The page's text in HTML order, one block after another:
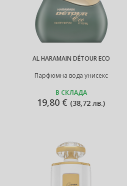
AL HARAMAIN DÉTOUR ECO
Парфюмна вода унисекс
В СКЛАДА
19,80 € (38,72 лв.)